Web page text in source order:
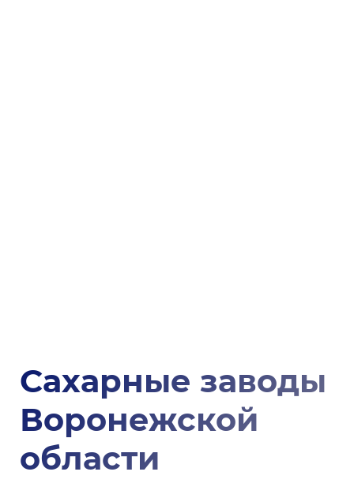
Сахарные заводы
Воронежской
области